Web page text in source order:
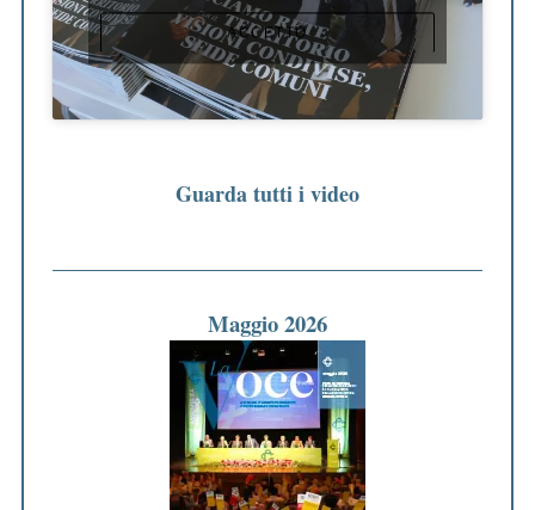
ACCETTO
Guarda tutti i video
Maggio 2026